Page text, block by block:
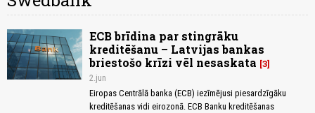
ECB brīdina par stingrāku
kreditēšanu – Latvijas bankas
briestošo krīzi vēl nesaskata 3
2.jun
Eiropas Centrālā banka (ECB) iezīmējusi piesardzīgāku
kreditēšanas vidi eirozonā. ECB Banku kreditēšanas